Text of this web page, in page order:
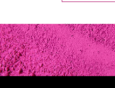
Agregar
Título